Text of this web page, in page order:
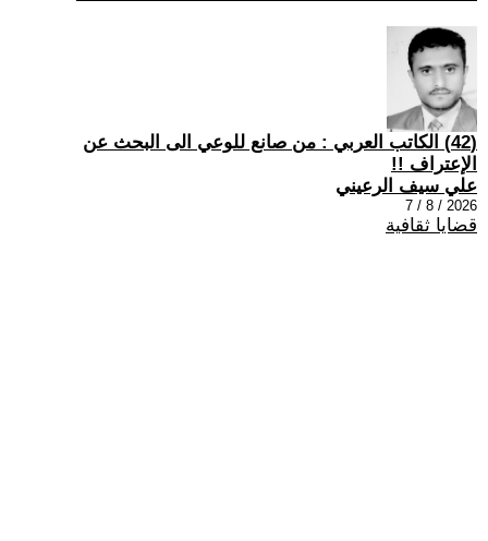
(42) الكاتب العربي : من صانع للوعي الى البحث عن
الإعتراف !!
علي سيف الرعيني
2026 / 8 / 7
قضايا ثقافية